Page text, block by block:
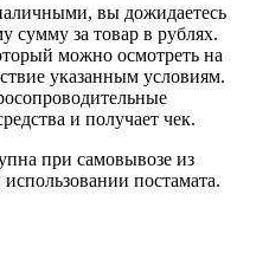
вы дожидаетесь
сумму за товар в рублях.
можно осмотреть на
указанным условиям.
и получает чек.
при самовывозе из
постамата.